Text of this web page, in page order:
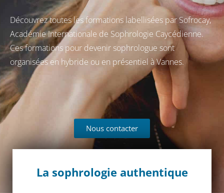
Découvrez toutes les formations labellisées par Sofrocay,
Académie Internationale de Sophrologie Caycédienne.
Ces formations pour devenir sophrologue sont
organisées en hybride ou en présentiel à Vannes.
Nous contacter
La sophrologie authentique